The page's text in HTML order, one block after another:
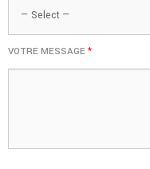
VOTRE MESSAGE*